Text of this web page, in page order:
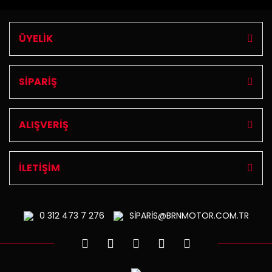
ÜYELİK
SİPARİŞ
ALIŞVERİŞ
İLETİŞİM
0 312473 7 276 SİPARİS@BRNMOTOR.COM.TR